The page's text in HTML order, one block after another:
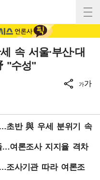
속 서울·부산·대
"수성"
가가
초반 與 우세 분위기 속
…여론조사 지지율 격차
조사기관 따라 여론조